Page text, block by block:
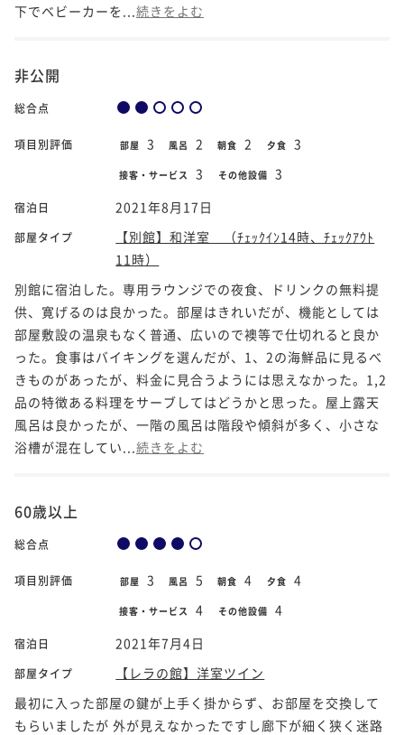
下でベビーカーを... 続きをよむ
非公開
総合点
項目別評価 部屋 3 風呂 2 朝食 2 夕食 3
接客・サービス 3 その他設備 3
宿泊日 2021年8月17日
部屋タイプ
【別館】和洋室 （ﾁｪｯｸｲﾝ14時、ﾁｪｯｸｱｳﾄ
11時）
別館に宿泊した。専用ラウンジでの夜食、ドリンクの無料提
供、寛げるのは良かった。部屋はきれいだが、機能としては
部屋敷設の温泉もなく普通、広いので襖等で仕切れると良か
った。食事はバイキングを選んだが、1、2の海鮮品に見るべ
きものがあったが、料金に見合うようには思えなかった。1,2
品の特徴ある料理をサーブしてはどうかと思った。屋上露天
風呂は良かったが、一階の風呂は階段や傾斜が多く、小さな
浴槽が混在してい... 続きをよむ
60歳以上
総合点
項目別評価 部屋 3 風呂 5 朝食 4 夕食 4
接客・サービス 4 その他設備 4
宿泊日 2021年7月4日
部屋タイプ
【レラの館】洋室ツイン
最初に入った部屋の鍵が上手く掛からず、お部屋を交換して
もらいましたが 外が見えなかったですし廊下が細く狭く迷路